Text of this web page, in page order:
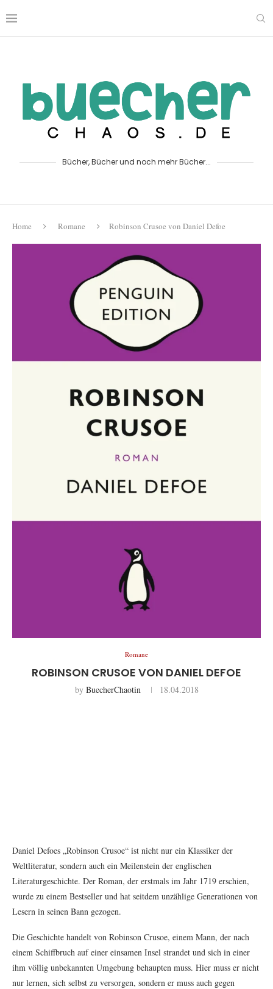
Bücher, Bücher und noch mehr Bücher...
Home Romane Robinson Crusoe von Daniel Defoe
Romane
ROBINSON CRUSOE VON DANIEL DEFOE
by BuecherChaotin 18.04.2018
Daniel Defoes „Robinson Crusoe“ ist nicht nur ein Klassiker der
Weltliteratur, sondern auch ein Meilenstein der englischen
Literaturgeschichte. Der Roman, der erstmals im Jahr 1719 erschien,
wurde zu einem Bestseller und hat seitdem unzählige Generationen von
Lesern in seinen Bann gezogen.
Die Geschichte handelt von Robinson Crusoe, einem Mann, der nach
einem Schiffbruch auf einer einsamen Insel strandet und sich in einer
ihm völlig unbekannten Umgebung behaupten muss. Hier muss er nicht
nur lernen, sich selbst zu versorgen, sondern er muss auch gegen